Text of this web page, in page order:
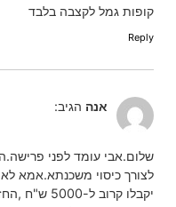
קופות גמל לקצבה בלבד
Reply
אנה הגיב:
שלום.אבי עומד לפני
לצורך כיסוי משכנתא.אמא
יקבלו קרוב ל-5000 ש"ח ,החזר חודשי של משכתנא כ-3000.